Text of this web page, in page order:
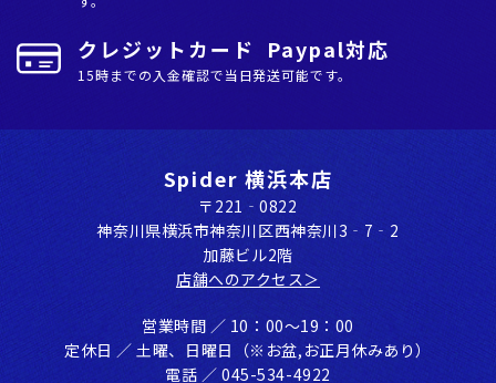
クレジットカード Paypal対応
15時までの入金確認で当日発送可能です。
Spider 横浜本店
〒221‐0822
神奈川県横浜市神奈川区⻄神奈川3‐7‐2
加藤ビル2階
店舗へのアクセス＞
営業時間 ／ 10：00〜19：00
定休⽇ ／ ⼟曜、⽇曜⽇（※お盆,お正⽉休みあり）
電話 ／ 045-534-4922